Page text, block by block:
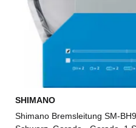
SHIMANO
Shimano Bremsleitung SM-